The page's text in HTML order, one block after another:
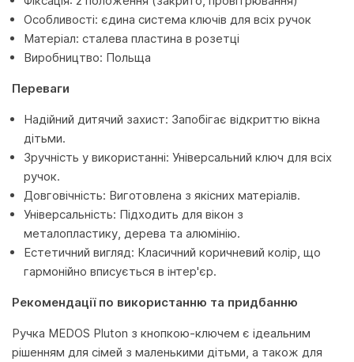
Особливості: єдина система ключів для всіх ручок
Матеріал: сталева пластина в розетці
Виробництво: Польща
Переваги
Надійний дитячий захист: Запобігає відкриттю вікна
дітьми.
Зручність у використанні: Універсальний ключ для всіх
ручок.
Довговічність: Виготовлена з якісних матеріалів.
Універсальність: Підходить для вікон з
металопластику, дерева та алюмінію.
Естетичний вигляд: Класичний коричневий колір, що
гармонійно вписується в інтер'єр.
Рекомендації по використанню та придбанню
Ручка MEDOS Pluton з кнопкою-ключем є ідеальним
рішенням для сімей з маленькими дітьми, а також для